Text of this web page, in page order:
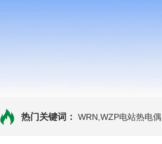
热门关键词： WRN,WZP电站热电偶